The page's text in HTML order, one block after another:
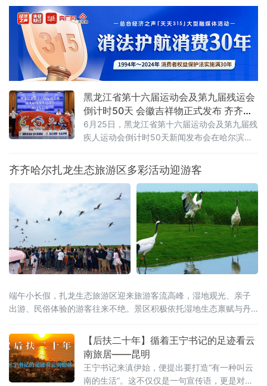
济”：一张球票变成“旅行通行证”“东北超”是全国
首个由辽吉黑蒙联合主办的群众足球赛事，沈
阳、大
黑龙江省第十六届运动会及第九届残运会
倒计时50天 会徽吉祥物正式发布 齐齐哈
尔时隔26年再迎省级顶级赛事
6月25日，黑龙江省第十六届运动会及第九届残
疾人运动会倒计时50天新闻发布会在哈尔滨举
与吉祥物，并通报赛事筹备、竞赛组织、服务
保障及文体旅融合等重点工作，标志着全省规
模最大的综合性体育盛会全面进入决战冲刺阶
段。齐齐哈尔时隔26年再度承办省级顶级赛
事，将以“简约、安全、精彩、独具特色”为目
标，倾力呈现一
齐齐哈尔扎龙生态旅游区多彩活动迎游客
端午小长假，扎龙生态旅游区迎来旅游客流高峰，湿地观光、亲子
出游、民俗体验的游客往来不绝。景区积极依托湿地生态禀赋与丹
色主题活动。才艺展演舞台上，游客踊跃登台互动，香包手工制作
区大家选用艾草、白芷等药材亲手缝制端午香囊，趣味知识问答、
投壶、射五毒等民俗游戏热闹开启。游客在观
【后扶二十年】循着王宁书记的足迹看云
南旅居——昆明
王宁书记来滇伊始，便提出要打造“有一种叫云
南的生活”。这不仅仅是一句宣传语，更是对这